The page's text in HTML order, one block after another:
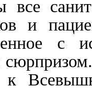
все
и
с
к